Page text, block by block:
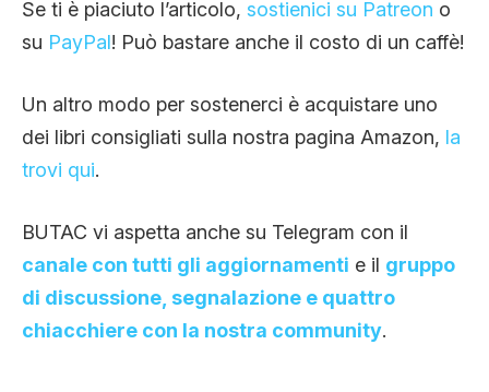
Se ti è piaciuto l’articolo, sostienici su Patreon o
su PayPal! Può bastare anche il costo di un caffè!
Un altro modo per sostenerci è acquistare uno
dei libri consigliati sulla nostra pagina Amazon, la
trovi qui.
BUTAC vi aspetta anche su Telegram con il
canale con tutti gli aggiornamenti e il gruppo
di discussione, segnalazione e quattro
chiacchiere con la nostra community.